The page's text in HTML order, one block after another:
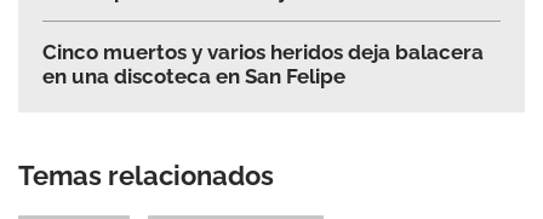
Cinco muertos y varios heridos deja balacera
en una discoteca en San Felipe
Temas relacionados